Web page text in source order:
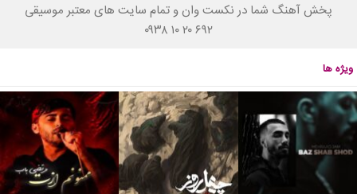
پخش آهنگ شما در نکست وان و تمام سایت های معتبر موسیقی
۰۹۳۸ ۱۰ ۲۰ ۶۹۲
ویژه ها